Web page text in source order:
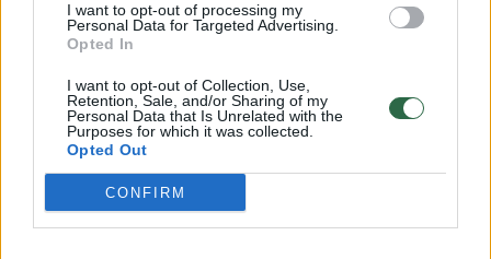
I want to opt-out of processing my
Personal Data for Targeted Advertising.
Opted In
I want to opt-out of Collection, Use,
Retention, Sale, and/or Sharing of my
Personal Data that Is Unrelated with the
Purposes for which it was collected.
Opted Out
CONFIRM